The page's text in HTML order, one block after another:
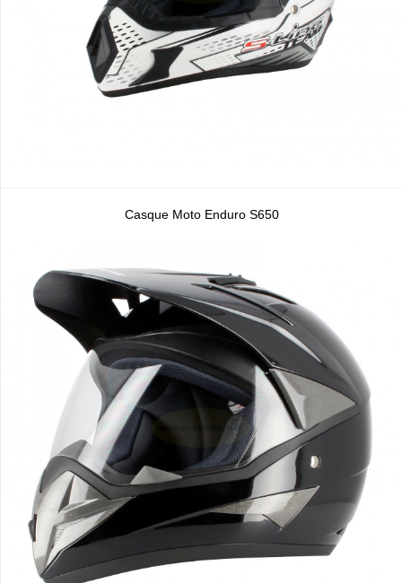
Casque Moto Enduro S650